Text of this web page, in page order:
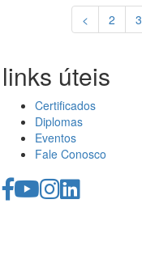
< 2 3
links úteis
Certificados
Diplomas
Eventos
Fale Conosco